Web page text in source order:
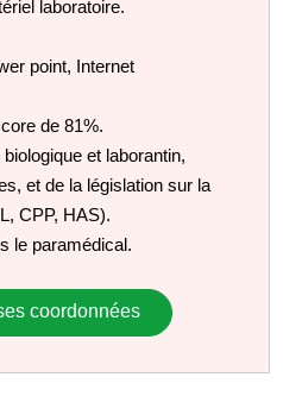
laboratoire.
point, Internet
de 81%.
et laborantin,
et de la législation sur la
CPP, HAS).
le paramédical.
coordonnées